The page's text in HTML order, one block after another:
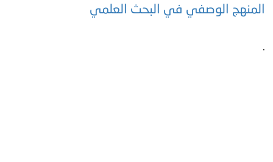
المنهج الوصفي في البحث العلمي
.